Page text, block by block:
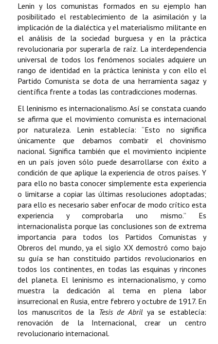
Lenin y los comunistas formados en su ejemplo han
posibilitado el restablecimiento de la asimilación y la
implicación de la dialéctica y el materialismo militante en
el análisis de la sociedad burguesa y en la práctica
revolucionaria por superarla de raíz. La interdependencia
universal de todos los fenómenos sociales adquiere un
rango de identidad en la práctica leninista y con ello el
Partido Comunista se dota de una herramienta sagaz y
científica frente a todas las contradicciones modernas.
El leninismo es internacionalismo. Así se constata cuando
se afirma que el movimiento comunista es internacional
por naturaleza. Lenin establecía: “Esto no significa
únicamente que debamos combatir el chovinismo
nacional. Significa también que el movimiento incipiente
en un país joven sólo puede desarrollarse con éxito a
condición de que aplique la experiencia de otros países. Y
para ello no basta conocer simplemente esta experiencia
o limitarse a copiar las últimas resoluciones adoptadas;
para ello es necesario saber enfocar de modo crítico esta
experiencia y comprobarla uno mismo.” Es
internacionalista porque las conclusiones son de extrema
importancia para todos los Partidos Comunistas y
Obreros del mundo, ya el siglo XX demostró como bajo
su guía se han constituido partidos revolucionarios en
todos los continentes, en todas las esquinas y rincones
del planeta. El leninismo es internacionalismo, y como
muestra la dedicación al tema en plena labor
insurrecional en Rusia, entre febrero y octubre de 1917. En
los manuscritos de la Tesis de Abril ya se establecía:
renovación de la Internacional, crear un centro
revolucionario internacional.